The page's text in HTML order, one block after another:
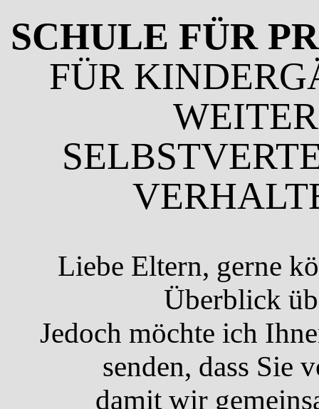
SCHULE FÜR
FÜR
Liebe Eltern, gerne
Überblick
Jedoch möchte ich
senden, dass Sie
damit wir